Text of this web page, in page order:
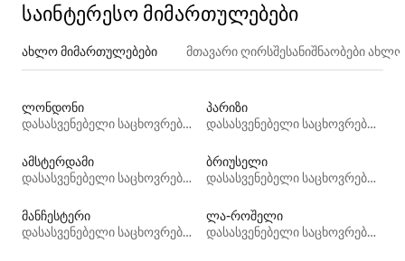
საინტერესო მიმართულებები
ახლო მიმართულებები მთავარი ღირსშესანიშნაობები
ლონდონი
დასასვენებელი საცხოვრებლები
პარიზი
დასასვენებელი საცხოვრებლები
ამსტერდამი
დასასვენებელი საცხოვრებლები
ბრიუსელი
დასასვენებელი საცხოვრებლები
მანჩესტერი
დასასვენებელი საცხოვრებლები
ლა-როშელი
დასასვენებელი საცხოვრებლები